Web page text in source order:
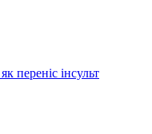
переніс інсульт